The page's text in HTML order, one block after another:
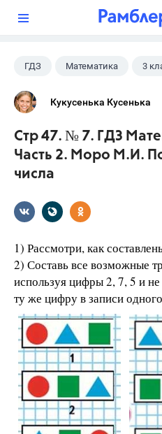
ГДЗ Математика 3
Кукусенька Кусенька
Стр 47. № 7. ГДЗ
Часть 2. Моро М.И.
числа
1) Рассмотри, как
2) Составь все возможные
используя цифры 2, 7, 5 и
ту же цифру в записи